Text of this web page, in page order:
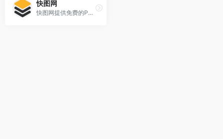
快图网
快图网提供免费的PNG元素和高清背景图片素材免费下载